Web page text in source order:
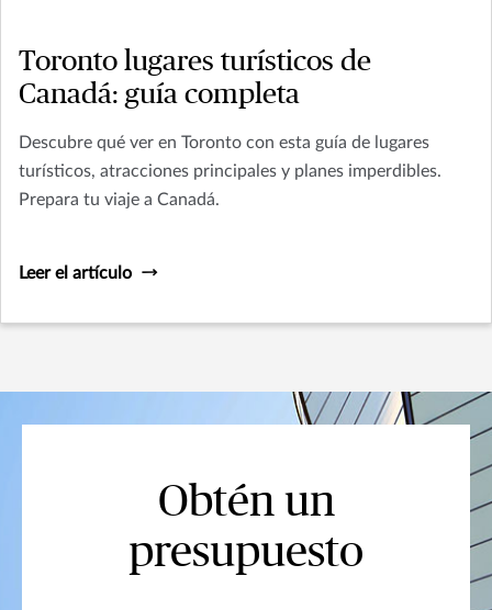
Toronto lugares turísticos de
Canadá: guía completa
Descubre qué ver en Toronto con esta guía de lugares
turísticos, atracciones principales y planes imperdibles.
Prepara tu viaje a Canadá.
Leer el artículo
Obtén un
presupuesto